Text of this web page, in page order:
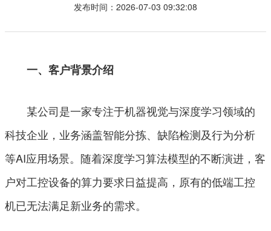
发布时间：2026-07-03 09:32:08
一、客户背景介绍
某公司是一家专注于机器视觉与深度学习领域的
科技企业，业务涵盖智能分拣、缺陷检测及行为分析
等AI应用场景。随着深度学习算法模型的不断演进，客
户对工控设备的算力要求日益提高，原有的低端工控
机已无法满足新业务的需求。